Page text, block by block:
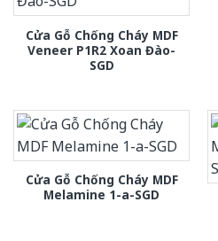
Cửa Gỗ Chống Cháy MDF
Veneer P1R2 Xoan Đào-
SGD
Cửa Gỗ Chống Cháy MDF
Melamine 1-a-SGD